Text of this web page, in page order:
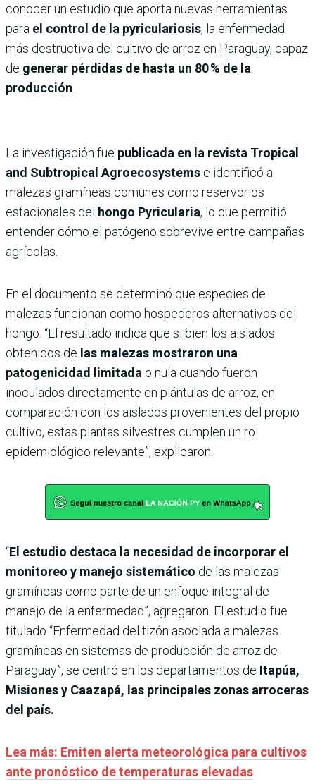
conocer un estudio que aporta nuevas herramientas
para el control de la pyriculariosis, la enfermedad
más destructiva del cultivo de arroz en Paraguay, capaz
de generar pérdidas de hasta un 80 % de la
producción
La investigación fue publicada en la revista Tropical
and Subtropical Agroecosystems e identificó a
malezas gramíneas comunes como reservorios
estacionales del hongo Pyricularia, lo que permitió
entender cómo el patógeno sobrevive entre campañas
agrícolas.
En el documento se determinó que especies de
malezas funcionan como hospederos alternativos del
hongo. “El resultado indica que si bien los aislados
obtenidos de las malezas mostraron una
patogenicidad limitada o nula cuando fueron
inoculados directamente en plántulas de arroz, en
comparación con los aislados provenientes del propio
cultivo, estas plantas silvestres cumplen un rol
epidemiológico relevante”, explicaron.
“El estudio destaca la necesidad de incorporar el
monitoreo y manejo sistemático de las malezas
gramíneas como parte de un enfoque integral de
manejo de la enfermedad”, agregaron. El estudio fue
titulado “Enfermedad del tizón asociada a malezas
gramíneas en sistemas de producción de arroz de
Paraguay”, se centró en los departamentos de Itapúa,
Misiones y Caazapá, las principales zonas arroceras
del país.
Lea más: Emiten alerta meteorológica para cultivos
ante pronóstico de temperaturas elevadas